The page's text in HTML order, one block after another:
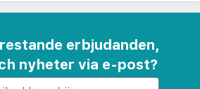
erbjudanden,
nyheter via e-post?